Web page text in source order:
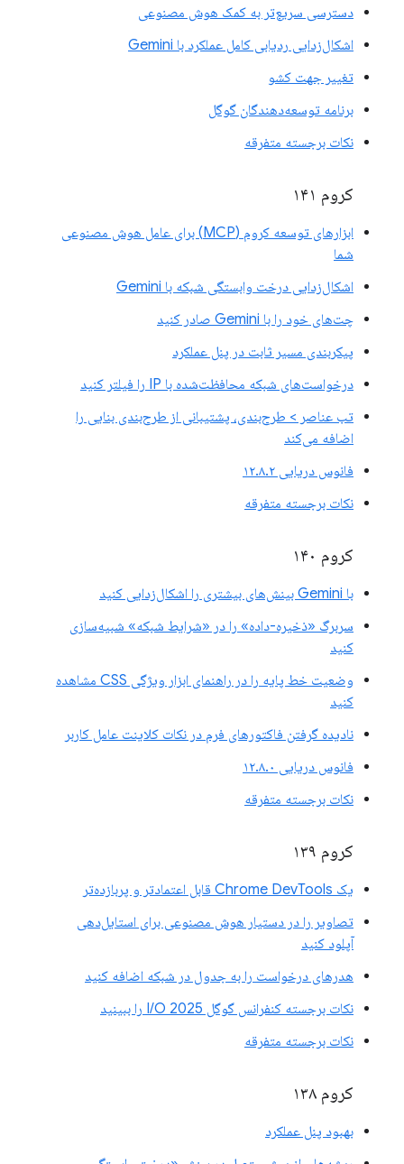
دسترسی سریع‌تر به کمک هوش مصنوعی
اشکال‌زدایی ردیابی کامل عملکرد با Gemini
تغییر جهت کشو
برنامه توسعه‌دهندگان گوگل
نکات برجسته متفرقه
کروم ۱۴۱
ابزارهای توسعه کروم (MCP) برای عامل هوش مصنوعی
شما
اشکال‌زدایی درخت وابستگی شبکه با Gemini
چت‌های خود را با Gemini صادر کنید
پیکربندی مسیر ثابت در پنل عملکرد
درخواست‌های شبکه محافظت‌شده با IP را فیلتر کنید
تب عناصر > طرح‌بندی، پشتیبانی از طرح‌بندی بنایی را
اضافه می‌کند
فانوس دریایی ۱۲.۸.۲
نکات برجسته متفرقه
کروم ۱۴۰
با Gemini بینش‌های بیشتری را اشکال‌زدایی کنید
سربرگ «ذخیره-داده» را در «شرایط شبکه» شبیه‌سازی
کنید
وضعیت خط پایه را در راهنمای ابزار ویژگی CSS مشاهده
کنید
نادیده گرفتن فاکتورهای فرم در نکات کلاینت عامل کاربر
فانوس دریایی ۱۲.۸.۰
نکات برجسته متفرقه
کروم ۱۳۹
یک Chrome DevTools قابل اعتمادتر و پربازده‌تر
تصاویر را در دستیار هوش مصنوعی برای استایل‌دهی
آپلود کنید
هدرهای درخواست را به جدول در شبکه اضافه کنید
نکات برجسته کنفرانس گوگل I/O 2025 را ببینید
نکات برجسته متفرقه
کروم ۱۳۸
بهبود پنل عملکرد